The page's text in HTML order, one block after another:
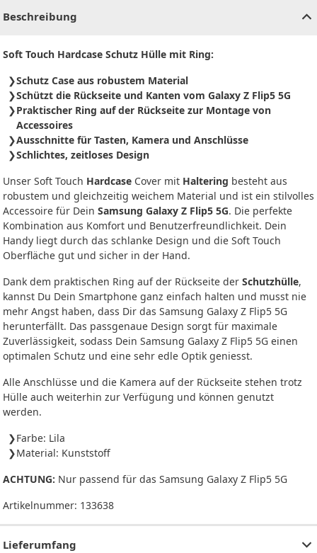
Beschreibung
Soft Touch Hardcase Schutz Hülle mit Ring:
Schutz Case aus robustem Material
Schützt die Rückseite und Kanten vom Galaxy Z Flip5 5G
Praktischer Ring auf der Rückseite zur Montage von
Accessoires
Ausschnitte für Tasten, Kamera und Anschlüsse
Schlichtes, zeitloses Design
Unser Soft Touch Hardcase Cover mit Haltering besteht aus
robustem und gleichzeitig weichem Material und ist ein stilvolles
Accessoire für Dein Samsung Galaxy Z Flip5 5G. Die perfekte
Kombination aus Komfort und Benutzerfreundlichkeit. Dein
Handy liegt durch das schlanke Design und die Soft Touch
Oberfläche gut und sicher in der Hand.
Dank dem praktischen Ring auf der Rückseite der Schutzhülle,
kannst Du Dein Smartphone ganz einfach halten und musst nie
mehr Angst haben, dass Dir das Samsung Galaxy Z Flip5 5G
herunterfällt. Das passgenaue Design sorgt für maximale
Zuverlässigkeit, sodass Dein Samsung Galaxy Z Flip5 5G einen
optimalen Schutz und eine sehr edle Optik geniesst.
Alle Anschlüsse und die Kamera auf der Rückseite stehen trotz
Hülle auch weiterhin zur Verfügung und können genutzt
werden.
Farbe: Lila
Material: Kunststoff
ACHTUNG: Nur passend für das Samsung Galaxy Z Flip5 5G
Artikelnummer: 133638
Lieferumfang